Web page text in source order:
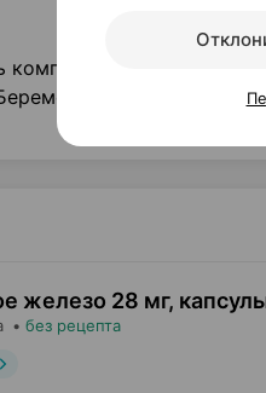
компонентов. Перед
и кормящим
железо 28 мг,
• без рецепта